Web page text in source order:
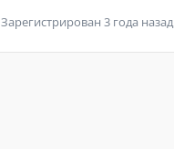
Зарегистрирован 3 года назад